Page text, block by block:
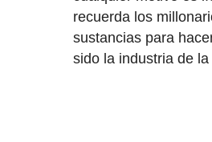
recuerda los
sustancias para
sido la industria de